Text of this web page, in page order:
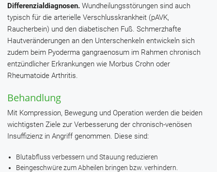
Differenzialdiagnosen. Wundheilungsstörungen sind auch
typisch für die arterielle Verschlusskrankheit (pAVK,
Raucherbein) und den diabetischen Fuß. Schmerzhafte
Hautveränderungen an den Unterschenkeln entwickeln sich
zudem beim Pyoderma gangraenosum im Rahmen chronisch
entzündlicher Erkrankungen wie Morbus Crohn oder
Rheumatoide Arthritis.
Behandlung
Mit Kompression, Bewegung und Operation werden die beiden
wichtigsten Ziele zur Verbesserung der chronisch-venösen
Insuffizienz in Angriff genommen. Diese sind:
Blutabfluss verbessern und Stauung reduzieren
Beingeschwüre zum Abheilen bringen bzw. verhindern.